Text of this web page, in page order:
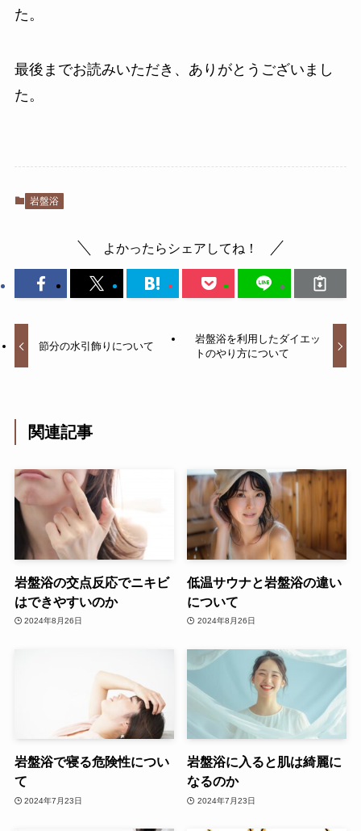
た。
最後までお読みいただき、ありがとうございまし
た。
岩盤浴
よかったらシェアしてね！
節分の水引飾りについて
岩盤浴を利用したダイエッ
トのやり方について
関連記事
岩盤浴の交点反応でニキビ
はできやすいのか
2024年8月26日
低温サウナと岩盤浴の違い
について
2024年8月26日
岩盤浴で寝る危険性につい
て
2024年7月23日
岩盤浴に入ると肌は綺麗に
なるのか
2024年7月23日